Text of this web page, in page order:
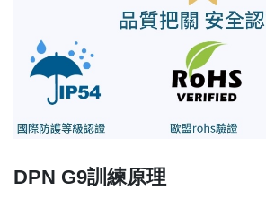
DPN G9訓練原理